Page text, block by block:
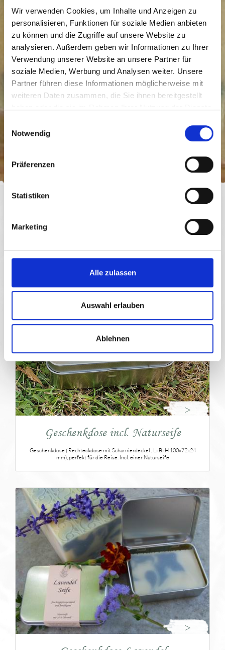
Wir verwenden Cookies, um Inhalte und Anzeigen zu
personalisieren, Funktionen für soziale Medien anbieten
zu können und die Zugriffe auf unsere Website zu
analysieren. Außerdem geben wir Informationen zu Ihrer
Verwendung unserer Website an unsere Partner für
soziale Medien, Werbung und Analysen weiter. Unsere
Partner führen diese Informationen möglicherweise mit
weiteren Daten zusammen, die Sie ihnen bereitgestellt
Notwendig
Präferenzen
Statistiken
Marketing
Alle zulassen
Auswahl erlauben
Ablehnen
Geschenkideen
Unsere Seifen werden im traditionellen Kaltverfahren
hergestellt. Auf diese Weise ist sichergestellt, dass
wertvolle Komponenten wie ätherische Öle,
Kräuteraufgüsse und Ölauszüge nicht angegriffen
werden.
>
Geschenkdose incl. Naturseife
Geschenkdose ( Rechteckdose mit Scharnierdeckel , LxBxH 100x72x24
mm), perfekt für die Reise. Incl. einer Naturseife
>